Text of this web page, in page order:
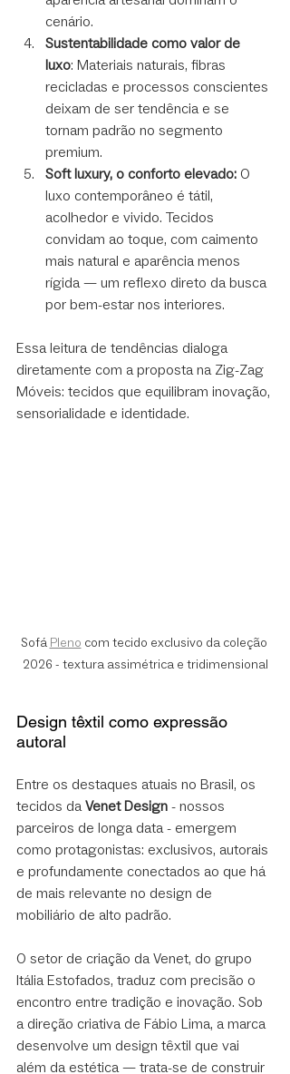
cenário.
Sustentabilidade como valor de
luxo: Materiais naturais, fibras
recicladas e processos conscientes
deixam de ser tendência e se
tornam padrão no segmento
premium.
Soft luxury, o conforto elevado: O
luxo contemporâneo é tátil,
acolhedor e vivido. Tecidos
convidam ao toque, com caimento
mais natural e aparência menos
rígida — um reflexo direto da busca
por bem-estar nos interiores.
Essa leitura de tendências dialoga
diretamente com a proposta na Zig-Zag
Móveis: tecidos que equilibram inovação,
sensorialidade e identidade.
Sofá Pleno com tecido exclusivo da coleção
2026 - textura assimétrica e tridimensional
Design têxtil como expressão
autoral
Entre os destaques atuais no Brasil, os
tecidos da Venet Design - nossos
parceiros de longa data - emergem
como protagonistas: exclusivos, autorais
e profundamente conectados ao que há
de mais relevante no design de
mobiliário de alto padrão.
O setor de criação da Venet, do grupo
Itália Estofados, traduz com precisão o
encontro entre tradição e inovação. Sob
a direção criativa de Fábio Lima, a marca
desenvolve um design têxtil que vai
além da estética — trata-se de construir